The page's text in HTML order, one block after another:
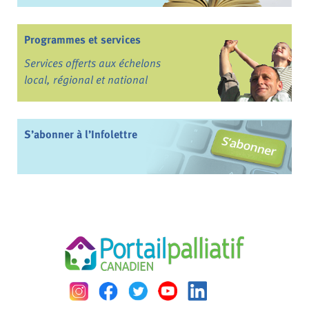
Programmes et services
Services offerts aux échelons
local, régional et national
S’abonner à l’Infolettre